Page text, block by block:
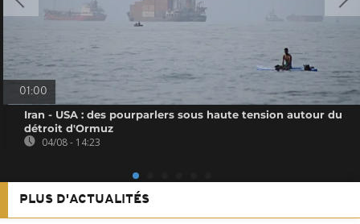
01:00
Iran - USA : des pourparlers sous haute tension autour du
détroit d'Ormuz
04/08 - 14:23
PLUS D'ACTUALITÉS